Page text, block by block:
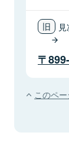
このペ